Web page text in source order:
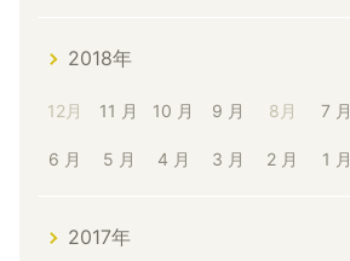
2018年
12月 11 月 10 月 9 月 8月 7 月
6 月 5 月 4 月 3 月 2 月 1 月
2017年